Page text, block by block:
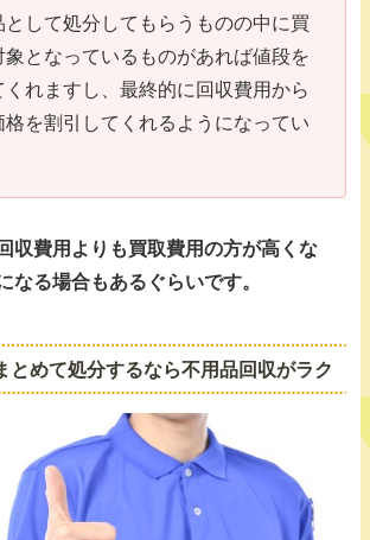
として処分してもらうものの中に買
象となっているものがあれば値段を
くれますし、最終的に回収費用から
格を割引してくれるようになってい
収費用よりも買取費用の方が高くな
なる場合もあるぐらいです。
とめて処分するなら不用品回収がラク